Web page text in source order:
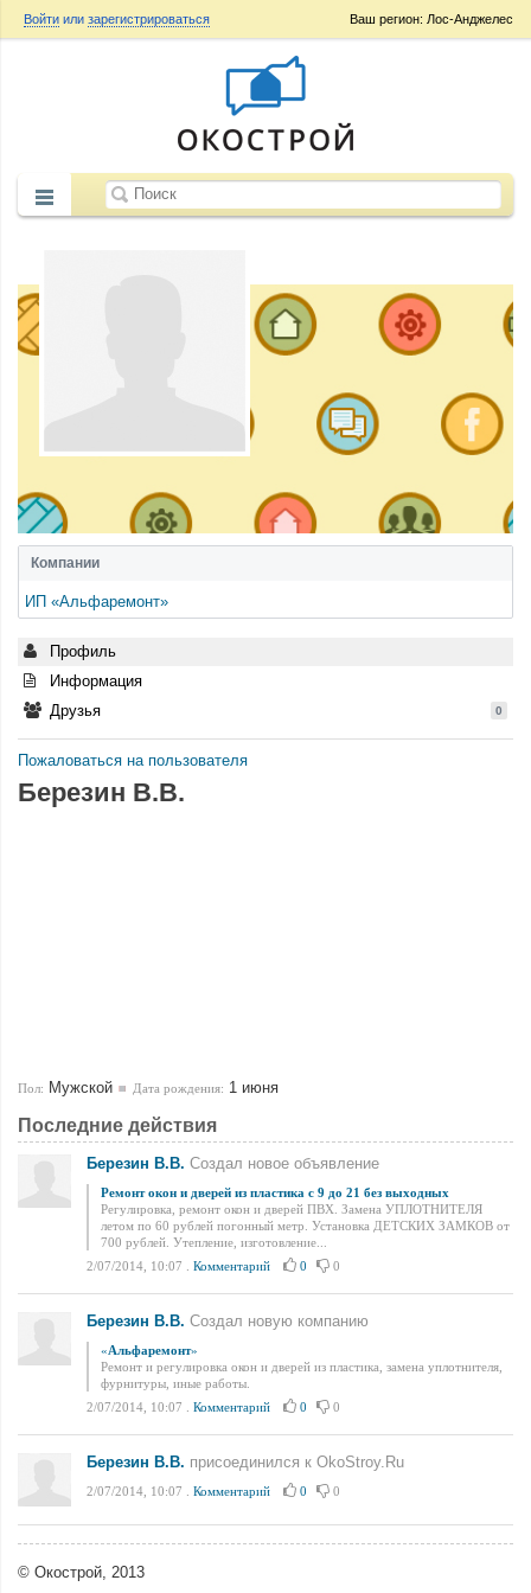
Ваш регион: Лос-Анджелес
Войти или зарегистрироваться
Компании
ИП «Альфаремонт»
Профиль
Информация
Друзья
0
Пожаловаться на пользователя
Березин В.В.
Пол: Мужской Дата рождения: 1 июня
Последние действия
Березин В.В. Создал новое объявление
Ремонт окон и дверей из пластика с 9 до 21 без выходных
Регулировка, ремонт окон и дверей ПВХ. Замена УПЛОТНИТЕЛЯ
летом по 60 рублей погонный метр. Установка ДЕТСКИХ ЗАМКОВ от
700 рублей. Утепление, изготовление...
2/07/2014, 10:07
Комментарий 0 0
Березин В.В. Создал новую компанию
«Альфаремонт»
Ремонт и регулировка окон и дверей из пластика, замена уплотнителя,
фурнитуры, иные работы.
2/07/2014, 10:07
Комментарий 0 0
Березин В.В. присоединился к OkoStroy.Ru
2/07/2014, 10:07 Комментарий 0 0
© Окострой, 2013